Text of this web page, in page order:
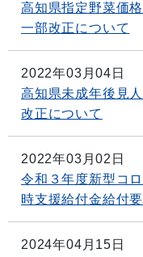
高知県指定野菜価
一部改正について
2022年03月04日
高知県未成年後見
改正について
2022年03月02日
令和３年度新型コ
時支援給付金給付
2024年04月15日